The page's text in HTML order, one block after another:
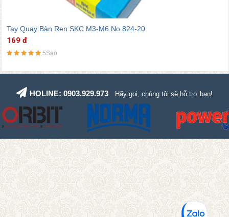
20 Tay Quay Bàn Ren SKC M8-M12
HOLINE: 0903.929.973 Hãy gọi, chúng tôi sẽ hỗ trợ bạn!